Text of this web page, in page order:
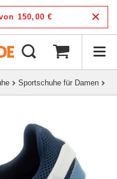
150,00 €
Sportschuhe für Damen